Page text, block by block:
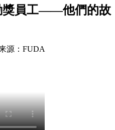
獎員工——他們的故
源： FUDA